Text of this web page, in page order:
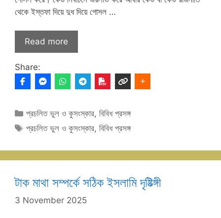
থেকে ইস্তফা দিয়ে দুধ দিয়ে গোসল …
Read more
Share:
Categories
প্রচলিত ভুল ও কুসংস্কার,বিবিধ প্রসঙ্গ
Tags
প্রচলিত ভুল ও কুসংস্কার,বিবিধ প্রসঙ্গ
টাক মাথা সম্পর্কে সঠিক ইসলামি দৃষ্টিভ্ঙ্গী
3 November 2025